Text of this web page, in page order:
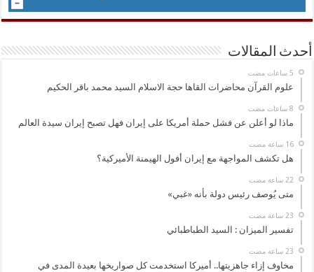
أحدث المقالات
علوم القرآن محاضرات القاها حجة الاسلام السيد محمد باقر الحكيم
ماذا لو أعلن عن فشل حملة أمريكا على إيران فهل تصبح إيران سيدة العالم
‏16 ساعة مضت
هل تكشف المواجهة مع إيران أفول الهيمنة الأميركية؟
متى يُوصف رئيس دولة بأنه «غبي»
تفسير الميزان : السيد الطباطبائي
مخاوف إزاء جاهزيتها.. أميركا استخدمت كل صواريخها بعيدة المدى في